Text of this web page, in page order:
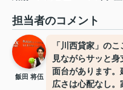
担当者のコメント
飯田 将伍
「川西貸家」の
見ながらサッと
面台があります。
広さは心配なし。